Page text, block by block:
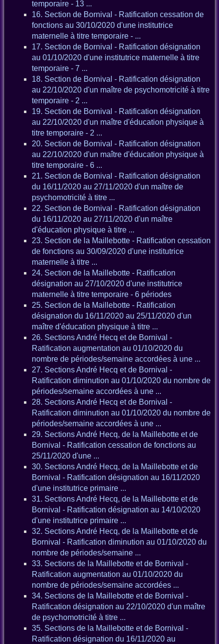
temporaire - 13 ...
16. Section de Bornival - Ratification cessation de
fonctions au 30/10/2020 d'une institutrice
maternelle à titre temporaire - ...
17. Section de Bornival - Ratification désignation
au 01/10/2020 d'une institutrice maternelle à titre
temporaire - 7 ...
18. Section de Bornival - Ratification désignation
au 22/10/2020 d'un maître de psychomotricité à titre
temporaire - 2 ...
19. Section de Bornival - Ratification désignation
au 22/10/2020 d'un maître d'éducation physique à
titre temporaire - 2 ...
20. Section de Bornival - Ratification désignation
au 22/10/2020 d'un maître d'éducation physique à
titre temporaire - 6 ...
21. Section de Bornival - Ratification désignation
du 16/11/2020 au 27/11/2020 d'un maître de
psychomotricité à titre ...
22. Section de Bornival - Ratification désignation
du 16/11/2020 au 27/11/2020 d'un maître
d'éducation physique à titre ...
23. Section de la Maillebotte - Ratification cessation
de fonctions au 30/09/2020 d'une institutrice
maternelle à titre ...
24. Section de la Maillebotte - Ratification
désignation au 27/10/2020 d'une institutrice
maternelle à titre temporaire - 6 périodes
25. Section de la Maillebotte - Ratification
désignation du 16/11/2020 au 25/11/2020 d'un
maître d'éducation physique à titre ...
26. Sections André Hecq et de Bornival -
Ratification augmentation au 01/10/2020 du
nombre de périodes/semaine accordées à une ...
27. Sections André Hecq et de Bornival -
Ratification diminution au 01/10/2020 du nombre de
périodes/semaine accordées à une ...
28. Sections André Hecq et de Bornival -
Ratification diminution au 01/10/2020 du nombre de
périodes/semaine accordées à une ...
29. Sections André Hecq, de la Maillebotte et de
Bornival - Ratification cessation de fonctions au
25/11/2020 d'une ...
30. Sections André Hecq, de la Maillebotte et de
Bornival - Ratification désignation au 16/11/2020
d'une institutrice primaire ...
31. Sections André Hecq, de la Maillebotte et de
Bornival - Ratification désignation au 14/10/2020
d'une institutrice primaire ...
32. Sections André Hecq, de la Maillebotte et de
Bornival - Ratification diminution au 01/10/2020 du
nombre de périodes/semaine ...
33. Sections de la Maillebotte et de Bornival -
Ratification augmentation au 01/10/2020 du
nombre de périodes/semaine accordées ...
34. Sections de la Maillebotte et de Bornival -
Ratification désignation au 22/10/2020 d'un maître
de psychomotricité à titre ...
35. Sections de la Maillebotte et de Bornival -
Ratification désignation du 16/11/2020 au